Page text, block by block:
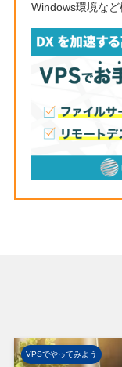
Windows環境など
VPSでやってみよう